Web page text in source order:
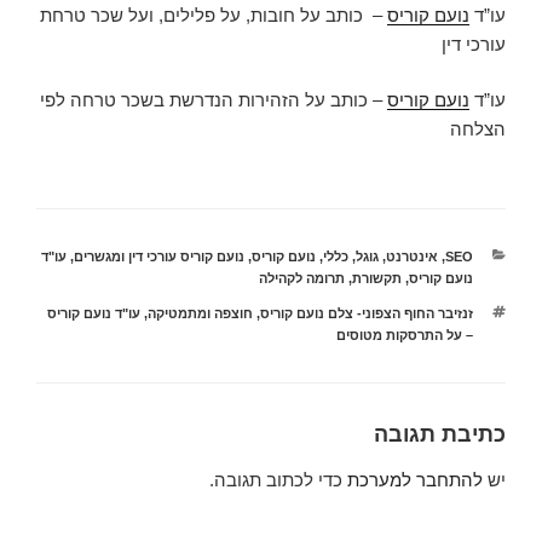
עו”ד נועם קוריס– כותב על חובות, על פלילים, ועל שכר טרחת
עורכי דין
עו”ד נועם קוריס– כותב על הזהירות הנדרשת בשכר טרחה לפי
הצלחה
קטגוריות
SEO
, אינטרנט,גוגל,כללי, נועם קוריס, נועם קוריס עורכי דין ומגשרים,עו"ד
נועם קוריס, תקשורת, תרומה לקהילה
תגיות
זנזיבר החוף הצפוני- צלם נועם קוריס, חוצפה ומתמטיקה,עו"ד נועם קוריס
– על התרסקות מטוסים
כתיבת תגובה
יש להתחבר למערכת כדי לכתוב תגובה.